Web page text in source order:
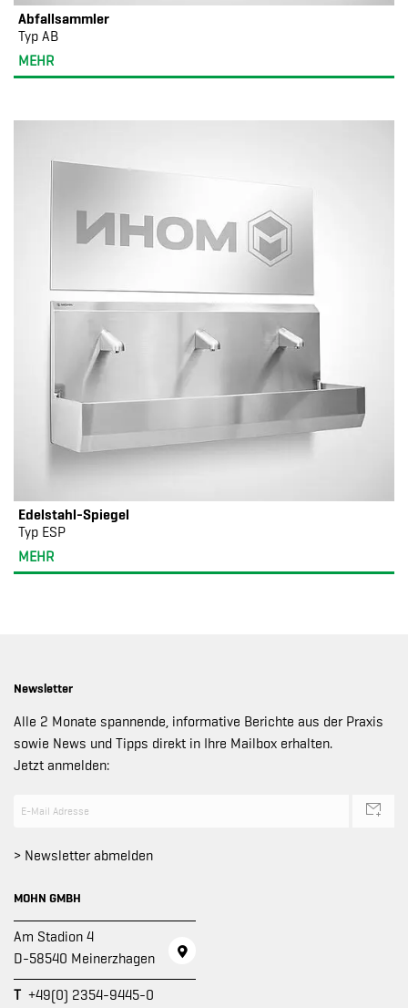
Abfallsammler
Typ AB
MEHR
Edelstahl-Spiegel
Typ ESP
MEHR
Newsletter
Alle 2 Monate spannende, informative Berichte aus der Praxis
sowie News und Tipps direkt in Ihre Mailbox erhalten.
Jetzt anmelden:
> Newsletter abmelden
MOHN GMBH
Am Stadion 4
D-58540 Meinerzhagen
T +49(0) 2354-9445-0